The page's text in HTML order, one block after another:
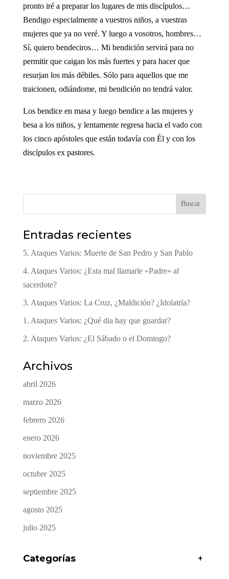
pronto iré a preparar los lugares de mis discípulos…
Bendigo especialmente a vuestros niños, a vuestras
mujeres que ya no veré. Y luego a vosotros, hombres…
Sí, quiero bendeciros… Mi bendición servirá para no
permitir que caigan los más fuertes y para hacer que
resurjan los más débiles. Sólo para aquellos que me
traicionen, odiándome, mi bendición no tendrá valor.
Los bendice en masa y luego bendice a las mujeres y
besa a los niños, y lentamente regresa hacia el vado con
los cinco apóstoles que están todavía con Él y con los
discípulos ex pastores.
Buscar
Entradas recientes
5. Ataques Varios: Muerte de San Pedro y San Pablo
4. Ataques Varios: ¿Esta mal llamarle «Padre» al
sacerdote?
3. Ataques Varios: La Cruz, ¿Maldición? ¿Idolatría?
1. Ataques Varios: ¿Qué dia hay que guardar?
2. Ataques Varios: ¿El Sábado o el Domingo?
Archivos
abril 2026
marzo 2026
febrero 2026
enero 2026
noviembre 2025
octubre 2025
septiembre 2025
agosto 2025
julio 2025
Categorías +